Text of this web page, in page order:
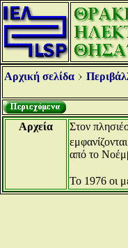
Αρχική σελίδα
Αρχεία
Στον
από το
Το 1976 οι